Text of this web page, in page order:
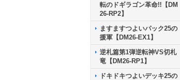
転のドギラゴン革命!!【DM
26-RP2】
ますますつよいパック25の
援軍【DM26-EX1】
逆札篇第1弾逆転神VS切札
竜【DM26-RP1】
ドキドキつよいデッキ25の